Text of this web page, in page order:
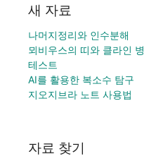
새 자료
나머지정리와 인수분해
뫼비우스의 띠와 클라인 병
테스트
AI를 활용한 복소수 탐구
지오지브라 노트 사용법
자료 찾기